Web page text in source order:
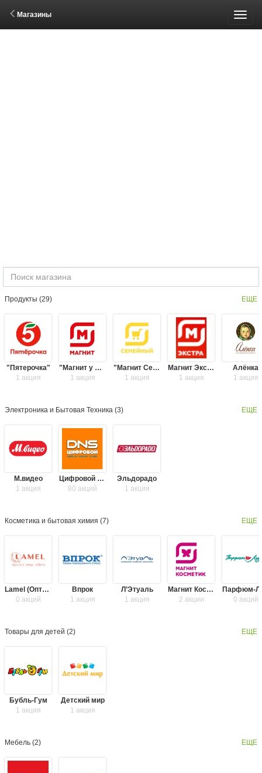
Магазины
Продукты (29) ЕЩЕ
"Пятерочка"
1 акция
"Магнит у дома"
1 акция
"Магнит Семейный"
1 акция
Магнит Экстра
1 акция
Алёнка
1 акция
Электроника и Бытовая Техника (3) ЕЩЕ
М.видео
1 акция
Цифровой супермаркет DNS
80 акций
Эльдорадо
1 акция
Косметика и бытовая химия (7) ЕЩЕ
Lamel (Оптима)
0 акций
Впрок
1 акция
Л’Этуаль
1 акция
Магнит Косметик
2 акции
0 акций
Товары для детей (2) ЕЩЕ
Бубль-Гум
1 акция
Детский мир
1 акция
Мебель (2) ЕЩЕ